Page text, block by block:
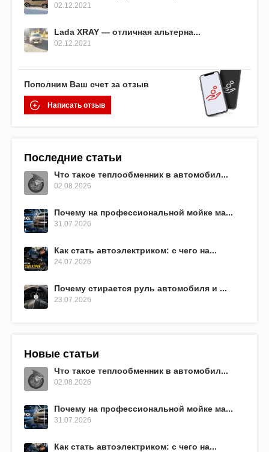
02.12.2021
Lada XRAY — отличная альтерна...
02.12.2021
Пополним Ваш счет за отзыв
Написать отзыв
Последние статьи
Что такое теплообменник в автомобил...
02.08.2026
Почему на профессиональной мойке ма...
31.07.2026
Как стать автоэлектриком: с чего на...
24.07.2026
Почему стирается руль автомобиля и ...
23.07.2026
Новые статьи
Что такое теплообменник в автомобил...
02.08.2026
Почему на профессиональной мойке ма...
31.07.2026
Как стать автоэлектриком: с чего на...